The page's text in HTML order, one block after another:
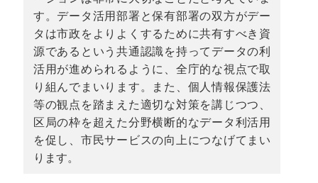
す。データ活用部署と保有部署の双方がデー
タは市政をよりよくするために共有すべき資
源であるという共通認識を持ってデータの利
活用が進められるように、全庁的な視点で取
り組んでまいります。また、個人情報保護法
等の観点を踏まえた適切な対策を講じつつ、
区局の枠を超えた分野横断的なデータ利活用
を促し、市民サービスの向上につなげてまい
ります。